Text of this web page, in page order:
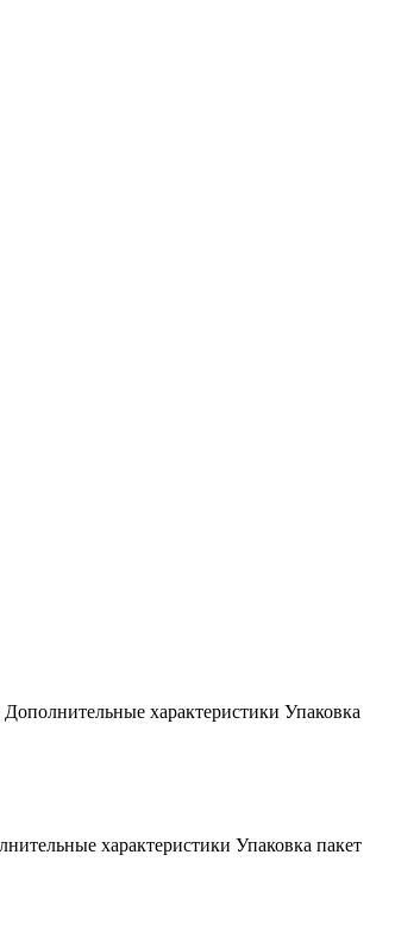
характеристики Упаковка
характеристики Упаковка пакет